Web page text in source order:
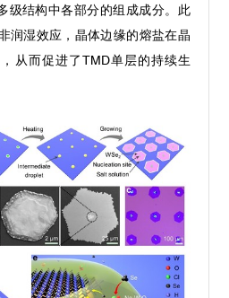
级结构中各部分的组成成分。此
润湿效应，晶体边缘的熔盐在晶
从而促进了TMD单层的持续生